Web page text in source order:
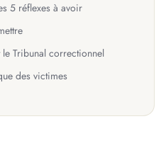
5 réflexes à avoir
Tribunal correctionnel
des victimes